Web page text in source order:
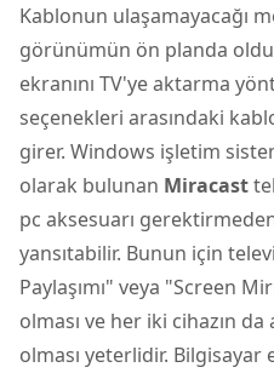
Kablonun ulaşamayacağı
görünümün ön planda
ekranını TV'ye aktarma
seçenekleri arasındaki
girer. Windows işletim
olarak bulunan Miracast
pc aksesuarı
yansıtabilir. Bunun için
Paylaşımı" veya "Screen
olması ve her iki cihazın da
olması yeterlidir. Bilgisayar